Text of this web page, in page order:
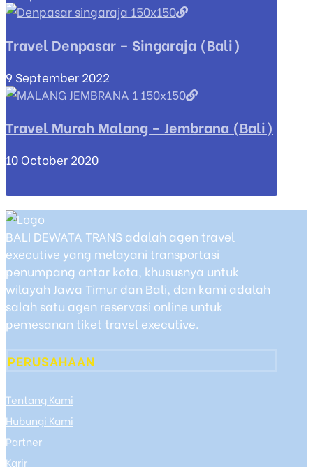
Travel Denpasar – Singaraja (Bali)
9 September 2022
Travel Murah Malang – Jembrana (Bali)
10 October 2020
BALI DEWATA TRANS adalah agen travel
executive yang melayani transportasi
penumpang antar kota, khususnya untuk
wilayah Jawa Timur dan Bali, dan kami adalah
salah satu agen reservasi online untuk
pemesanan tiket travel executive.
PERUSAHAAN
Tentang Kami
Hubungi Kami
Partner
Karir